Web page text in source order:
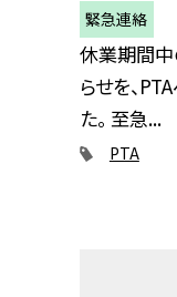
緊急連絡
休業期間中
らせを、
た。 至急...
PTA